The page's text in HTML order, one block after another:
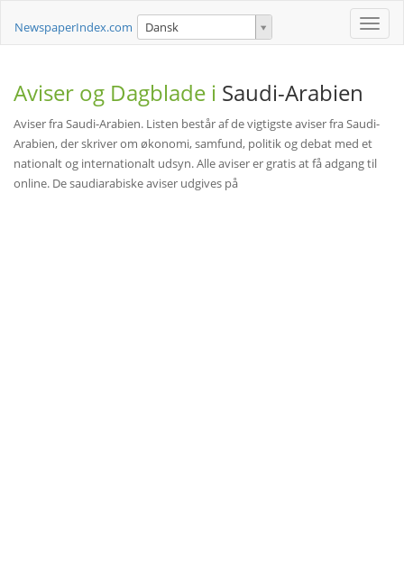
Toggle
NewspaperIndex.com Dansk
Aviser og Dagblade i Saudi-Arabien
Aviser fra Saudi-Arabien. Listen består af de vigtigste aviser fra Saudi-
Arabien, der skriver om økonomi, samfund, politik og debat med et
nationalt og internationalt udsyn. Alle aviser er gratis at få adgang til
online. De saudiarabiske aviser udgives på